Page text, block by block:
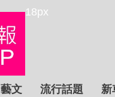
18px
藝文 流行話題 新